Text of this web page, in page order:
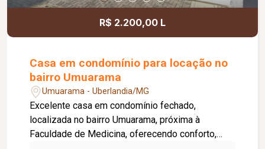
R$ 2.200,00 L
Casa em condomínio para locação no
bairro Umuarama
Umuarama - Uberlandia/MG
Excelente casa em condomínio fechado,
localizada no bairro Umuarama, próxima à
Faculdade de Medicina, oferecendo conforto,